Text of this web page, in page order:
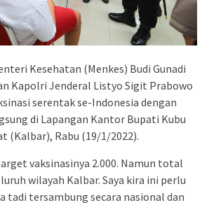
Kesehatan (Menkes) Budi Gunadi
Kapolri Jenderal Listyo Sigit Prabowo
serentak se-Indonesia dengan
di Lapangan Kantor Bupati Kubu
(Kalbar), Rabu (19/1/2022).
vaksinasinya 2.000. Namun total
wilayah Kalbar. Saya kira ini perlu
tadi tersambung secara nasional dan